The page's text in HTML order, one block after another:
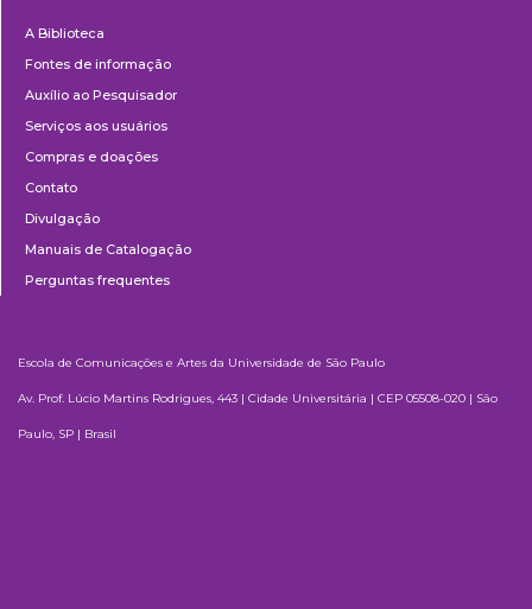
A Biblioteca
Fontes de informação
Auxílio ao Pesquisador
Serviços aos usuários
Compras e doações
Contato
Divulgação
Manuais de Catalogação
Perguntas frequentes
Escola de Comunicações e Artes da Universidade de São Paulo
Av. Prof. Lúcio Martins Rodrigues, 443 | Cidade Universitária | CEP 05508-020 | São
Paulo, SP | Brasil